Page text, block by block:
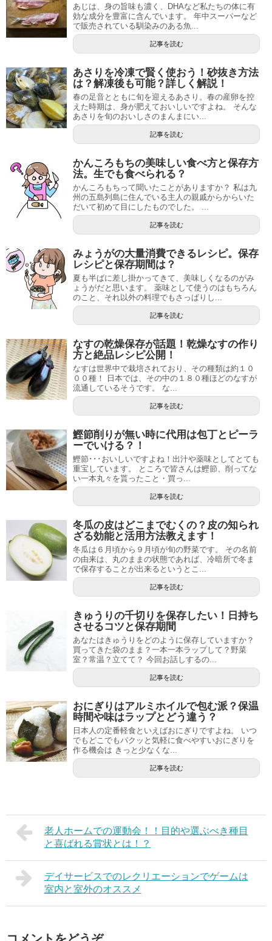
あじは、身の旨味も濃く、DHAなど私たちの体に有
効な成分を豊富に含んでいます。 年中スーパーなど
で販売されている馴染みのある魚...
記事を読む
あさりを冷凍で賢く使おう！砂抜き方法
は？解凍後も可能？詳しく解説！
春の足音とともに旬を迎えるあさり。春の産卵を控
えた時期は、身が肥えておいしいですよね。 そんな
あさりを旬のおいしさのまんまにい...
記事を読む
かんころもちの美味しい食べ方と保存方
法。生でも食べられる？
かんころもちって聞いたことがありますか？ 私は九
州の五島列島に住んでいる主人の親戚からからいた
だいて初めて目にしたものでした。 ...
記事を読む
みょうがの大量消費できるレシピ。保存
レシピと保存期間は？
夏も半ばに差し掛かってきて、美味しくなるのがみ
ょうがだと思います。 薬味として使うのはもちろん
のこと、それ以外の料理でもさっぱりし...
記事を読む
なすの乾燥保存が話題！乾燥なすの作り
方と絶品レシピ公開！
なすは世界中で栽培されており、その種類は約１０
００種！ 日本では、その中の１８０種ほどのなすが
流通しているそうです。 な...
記事を読む
鰹節削りが無い時に代用は包丁とピーラ
ーでいける？！
鰹節･･･おいしいですよね！出汁や薬味としてとても
重宝しています。 ところで皆さんは鰹節、削ってな
い一本丸々を貰ったこと・買っ...
記事を読む
冬瓜の皮はどこまでむくの？皮の知られ
ざる効能と活用方法教えます！
冬瓜は６月頃から９月頃が旬の野菜です。 その名前
の由来は、丸のままの状態であれば、冷暗所で冬ま
で保存することが出来るというとこ...
記事を読む
きゅうりの千切りを保存したい！日持ち
させるコツと保存期間
あなたはきゅうりをどのように保存していますか？
買ってきた袋のまま？一本一本ラップして？野菜
室？常温？立てて？ 今回お話しするの...
記事を読む
おにぎりはアルミホイルで包む派？保温
時間や味はラップとどう違う？
日本人の定番軽食といえばおにぎりですよね。 いつ
でもどこでもパクッと気軽に食べやすいおにぎりを
作る機会は きっと少なくな...
記事を読む
老人ホームでの運動会！！目的や選ぶべき種目
と喜ばれる賞状とは！？
デイサービスでのレクリエーションでゲームは
室内と室外のオススメ